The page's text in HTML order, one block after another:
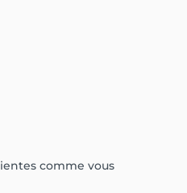
comme vous